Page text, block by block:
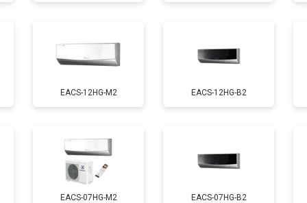
EACS-12HG-M2 EACS-12HG-B2
EACS-07HG-M2 EACS-07HG-B2